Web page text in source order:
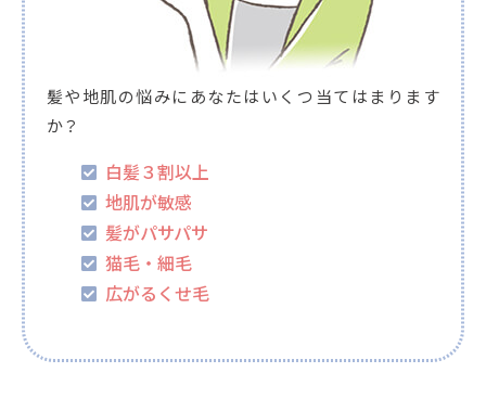
髪や地肌の悩みにあなたはいくつ当てはまります
か？
白髪３割以上
地肌が敏感
髪がパサパサ
猫毛・細毛
広がるくせ毛